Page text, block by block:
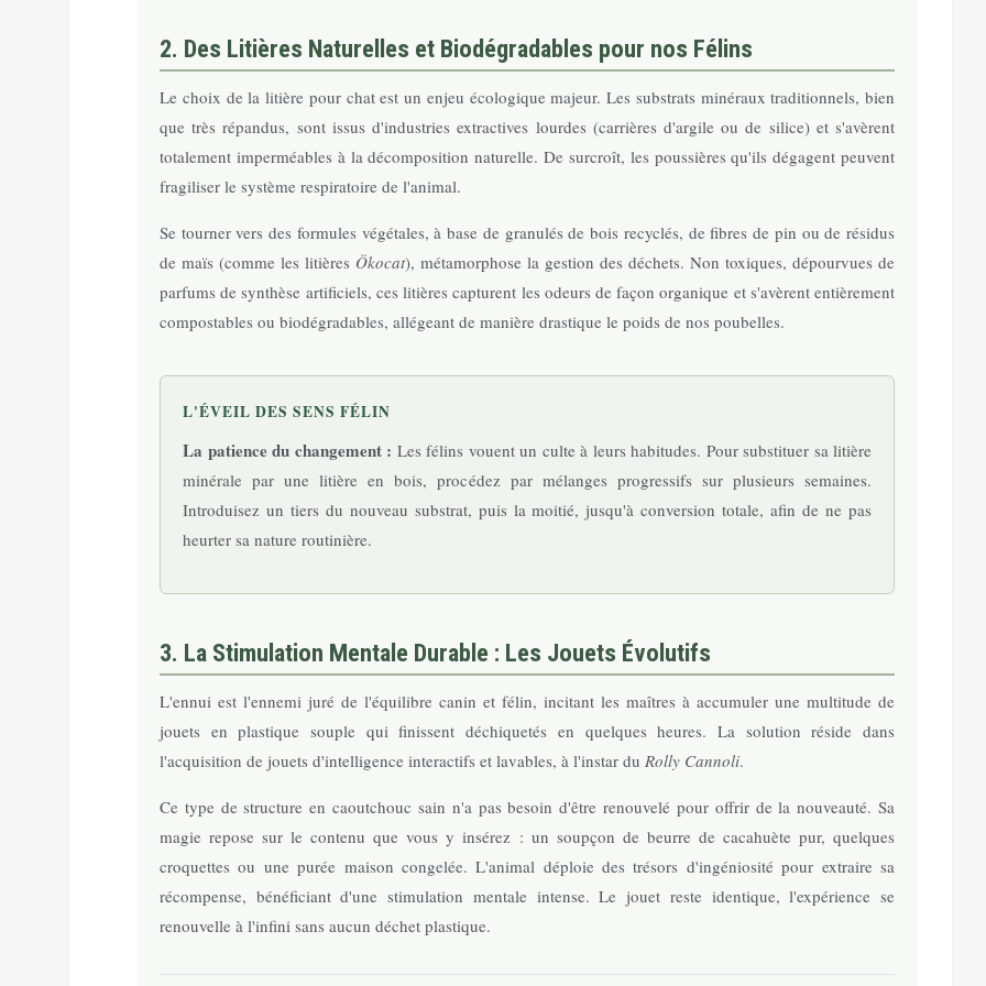
2. Des Litières Naturelles et Biodégradables pour nos Félins
Le choix de la litière pour chat est un enjeu écologique majeur. Les substrats minéraux traditionnels, bien
que très répandus, sont issus d'industries extractives lourdes (carrières d'argile ou de silice) et s'avèrent
totalement imperméables à la décomposition naturelle. De surcroît, les poussières qu'ils dégagent peuvent
fragiliser le système respiratoire de l'animal.
Se tourner vers des formules végétales, à base de granulés de bois recyclés, de fibres de pin ou de résidus
de maïs (comme les litières Ökocat), métamorphose la gestion des déchets. Non toxiques, dépourvues de
parfums de synthèse artificiels, ces litières capturent les odeurs de façon organique et s'avèrent entièrement
compostables ou biodégradables, allégeant de manière drastique le poids de nos poubelles.
L'ÉVEIL DES SENS FÉLIN
La patience du changement : Les félins vouent un culte à leurs habitudes. Pour substituer sa litière
minérale par une litière en bois, procédez par mélanges progressifs sur plusieurs semaines.
Introduisez un tiers du nouveau substrat, puis la moitié, jusqu'à conversion totale, afin de ne pas
heurter sa nature routinière.
3. La Stimulation Mentale Durable : Les Jouets Évolutifs
L'ennui est l'ennemi juré de l'équilibre canin et félin, incitant les maîtres à accumuler une multitude de
jouets en plastique souple qui finissent déchiquetés en quelques heures. La solution réside dans
l'acquisition de jouets d'intelligence interactifs et lavables, à l'instar du Rolly Cannoli.
Ce type de structure en caoutchouc sain n'a pas besoin d'être renouvelé pour offrir de la nouveauté. Sa
magie repose sur le contenu que vous y insérez : un soupçon de beurre de cacahuète pur, quelques
croquettes ou une purée maison congelée. L'animal déploie des trésors d'ingéniosité pour extraire sa
récompense, bénéficiant d'une stimulation mentale intense. Le jouet reste identique, l'expérience se
renouvelle à l'infini sans aucun déchet plastique.